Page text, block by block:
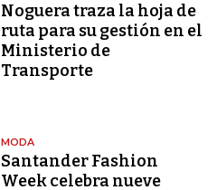
Noguera traza la hoja de
ruta para su gestión en el
Ministerio de
Transporte
MODA
Santander Fashion
Week celebra nueve